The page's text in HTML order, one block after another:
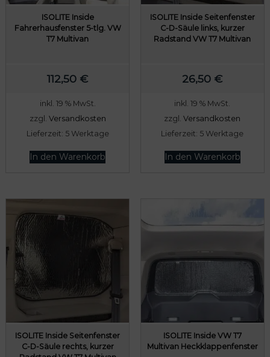
ISOLITE Inside
Fahrerhausfenster 5-tlg. VW
T7 Multivan
112,50 €
inkl. 19 % MwSt.
zzgl. Versandkosten
Lieferzeit: 5 Werktage
In den Warenkorb
ISOLITE Inside Seitenfenster
C-D-Säule links, kurzer
Radstand VW T7 Multivan
26,50 €
inkl. 19 % MwSt.
zzgl.Versandkosten
Lieferzeit: 5 Werktage
In den Warenkorb
ISOLITE Inside Seitenfenster
C-D-Säule rechts, kurzer
ISOLITE Inside VW T7
Multivan Heckklappenfenster